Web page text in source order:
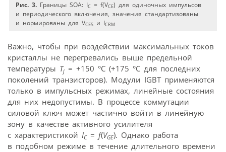
Рис. 3. Границы SOA: IC = f(VCE) для одиночных импульсов
и периодического включения, значения стандартизованы
и нормированы для VCES и ICRM
Важно, чтобы при воздействии максимальных токов
кристаллы не перегревались выше предельной
температуры Tj = +150 °С (+175 °С для последних
поколений транзисторов). Модули IGBT применяются
только в импульсных режимах, линейные состояния
для них недопустимы. В процессе коммутации
силовой ключ может частично войти в линейную
зону в качестве активного усилителя
с характеристикой IC= f(VGE). Однако работа
в подобном режиме в течение длительного времени